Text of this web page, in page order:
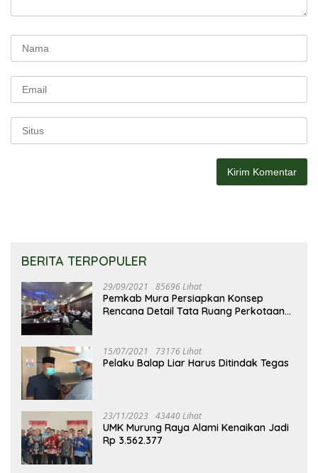
BERITA TERPOPULER
29/09/2021 85696 Lihat
Pemkab Mura Persiapkan Konsep
Rencana Detail Tata Ruang Perkotaan
15/07/2021 73176 Lihat
Pelaku Balap Liar Harus Ditindak Tegas
23/11/2023 43440 Lihat
UMK Murung Raya Alami Kenaikan Jadi
Rp 3.562.377